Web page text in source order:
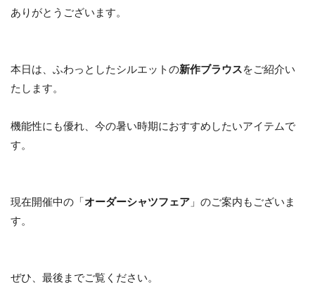
ありがとうございます。
本日は、ふわっとしたシルエットの新作ブラウスをご紹介い
たします。
機能性にも優れ、今の暑い時期におすすめしたいアイテムで
す。
現在開催中の「オーダーシャツフェア 」のご案内もございま
す。
ぜひ、最後までご覧ください。